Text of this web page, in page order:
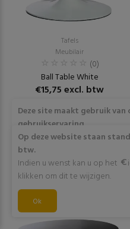
Tafels
Meubilair
(0)
Ball Table White
€15,75 excl. btw
RESERVEER
Deze site maakt gebruik
gebruikservaring
Door op "Akkoord" te klikken
van deze website gaat stemt u
cookies. Wens je meer info
op "Meer info".
Akkoord
Op deze website staan
btw.
Indien u wenst kan u op het
klikken om dit te wijzigen.
Ok